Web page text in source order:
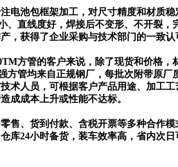
电池包框架加工，对尺寸精度和材质
、直线度好，焊接后不变形、不开裂
，获得了企业采购与技术部门的一致认
方管的客户来说，除了现货和价格
方管均来自正规钢厂，每批次附带原
术人员，可根据客户产品用途、加工
成成本上升或性能不达标。
售、货到付款、含税开票等多种合作
库24小时备货，装车效率高，省内次